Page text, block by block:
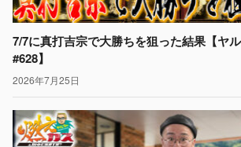
7/7に真打吉宗で大勝ちを狙った結果【ヤ
#628】
2026年7月25日